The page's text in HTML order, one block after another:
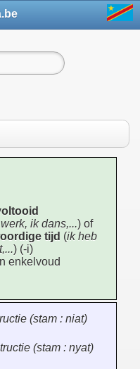
ik dans,...) of
tijd (ik heb
) (-i)
enkelvoud
(stam : niat)
(stam : nyat)